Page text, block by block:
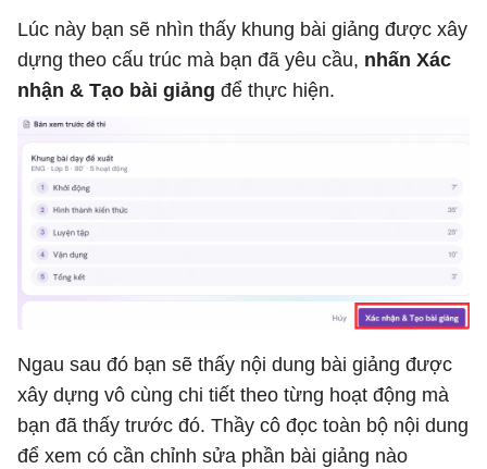
Lúc này bạn sẽ nhìn thấy khung bài giảng được xây
dựng theo cấu trúc mà bạn đã yêu cầu, nhấn Xác
nhận & Tạo bài giảng để thực hiện.
Ngau sau đó bạn sẽ thấy nội dung bài giảng được
xây dựng vô cùng chi tiết theo từng hoạt động mà
bạn đã thấy trước đó. Thầy cô đọc toàn bộ nội dung
để xem có cần chỉnh sửa phần bài giảng nào